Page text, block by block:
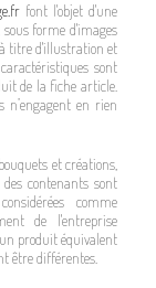
font l'objet d'une
forme d'images
titre d'illustration et
sont
de la fiche article.
n’engagent en rien
et créations,
contenants sont
comme
de l'entreprise
produit équivalent
être différentes.